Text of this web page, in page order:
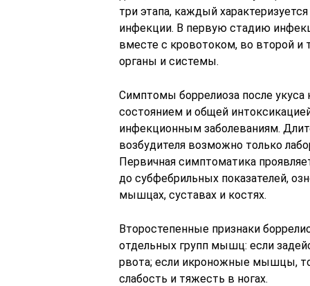
три этапа, каждый
инфекции. В первую стадию
вместе с кровотоком, во второй и
органы и системы.
Симптомы боррелиоза после
состоянием и общей
инфекционным заболеваниям.
возбудителя возможно только
Первичная симптоматика
до субфебрильных показателей,
мышцах, суставах и костях.
Второстепенные признаки
отдельных групп мышц: если
рвота; если икроножные мышцы,
слабость и тяжесть в ногах.